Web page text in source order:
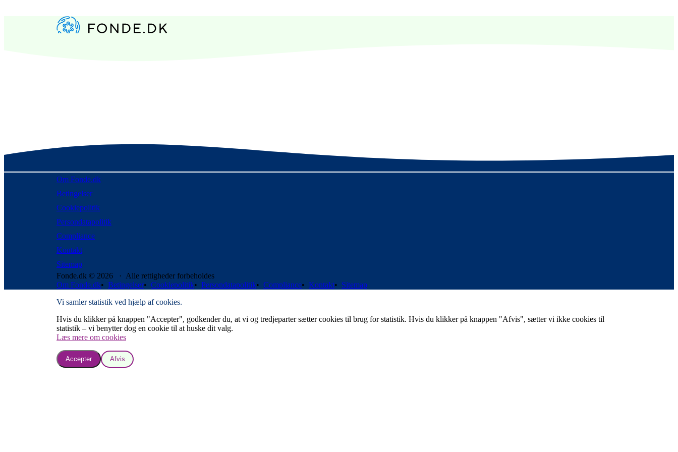
Om Fonde.dk
Betingelser
Cookiepolitik
Persondatapolitik
Compliance
Kontakt
Sitemap
Fonde.dk © 2026 · Alle rettigheder forbeholdes
Om Fonde.dk• Betingelser• Cookiepolitik• Persondatapolitik• Compliance• Kontakt• Sitemap
Vi samler statistik ved hjælp af cookies.
Hvis du klikker på knappen "Accepter", godkender du, at vi og tredjeparter sætter cookies til brug for statistik. Hvis du klikker på knappen "Afvis", sætter vi ikke cookies til
statistik – vi benytter dog en cookie til at huske dit valg.
Læs mere om cookies
Accepter Afvis